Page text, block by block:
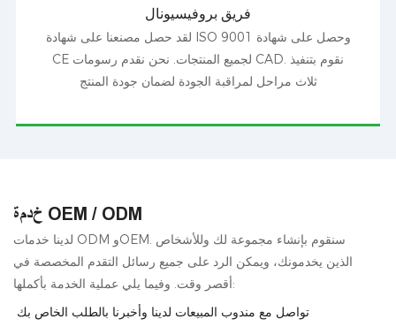
فريق بروفيسيونال
لقد حصل مصنعنا على شهادة ISO 9001 وحصل على شهادة
CE لجميع المنتجات. نحن نقدم رسومات CAD. نقوم بتنفيذ
ثلاث مراحل لمراقبة الجودة لضمان جودة المنتج
خدمة OEM / ODM
لدينا خدمات ODM وOEM. سنقوم بإنشاء مجموعة لك وللأشخاص
الذين يخدمونك، ويمكن الرد على جميع رسائل التقدم المخصصة في
أقصر وقت. وفيما يلي عملية الخدمة بأكملها:
تواصل مع مندوب المبيعات لدينا وأخبرنا بالطلب الخاص بك